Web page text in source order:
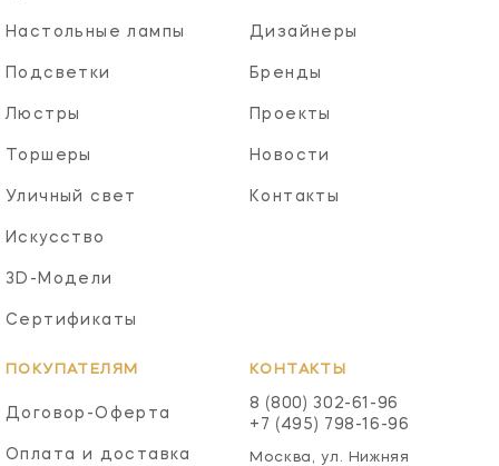
Настольные лампы
Подсветки
Люстры
Торшеры
Уличный свет
Искусство
3D-Модели
Сертификаты
Дизайнеры
Бренды
Проекты
Новости
Контакты
ПОКУПАТЕЛЯМ
Договор-Оферта
Оплата и доставка
КОНТАКТЫ
8 (800) 302-61-96
+7 (495) 798-16-96
Москва, ул. Нижняя